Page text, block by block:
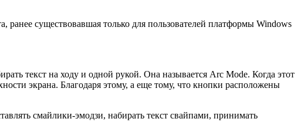
ранее существовавшая только для пользователей платформы Windows
текст на ходу и одной рукой. Она называется Arc Mode. Когда этот
экрана. Благодаря этому, а еще тому, что кнопки расположены
смайлики-эмодзи, набирать текст свайпами, принимать